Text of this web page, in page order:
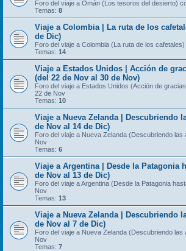
Foro del viaje a Omán (Los tesoros del desierto)
Temas: 8
Viaje a Colombia | La ruta de los
de Dic)
Foro del viaje a Colombia (La ruta de los
Temas: 14
Viaje a Estados Unidos | Acción de
(del 22 de Nov al 30 de Nov)
Foro del viaje a Estados Unidos (Acción de
22 de Nov
Temas: 10
Viaje a Nueva Zelanda | Descubriendo
de Nov al 14 de Dic)
Foro del viaje a Nueva Zelanda (Descubriendo
Nov
Temas: 6
Viaje a Argentina | Desde la Patagonia
de Nov al 13 de Dic)
Foro del viaje a Argentina (Desde la Patagonia
Nov
Temas: 13
Viaje a Nueva Zelanda | Descubriendo
de Nov al 7 de Dic)
Foro del viaje a Nueva Zelanda (Descubriendo
Nov
Temas: 7